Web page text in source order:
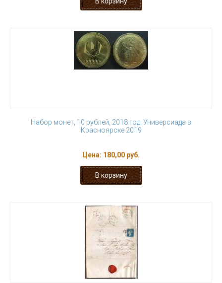
Набор монет, 10 рублей, 2018 год. Универсиада в
Красноярске 2019
Цена: 180,00 руб.